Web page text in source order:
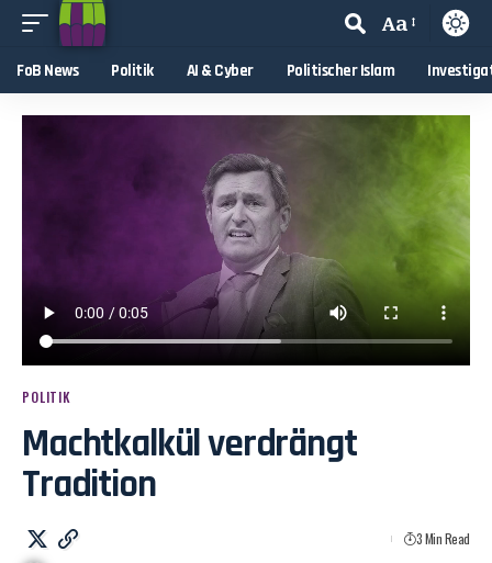
Aa
FoB News Politik AI & Cyber Politischer Islam
POLITIK
Machtkalkül verdrängt
Tradition
3 Min Read